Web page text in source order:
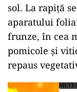
sol. La rapiţă
aparatului
frunze, în cea
pomicole şi
repaus